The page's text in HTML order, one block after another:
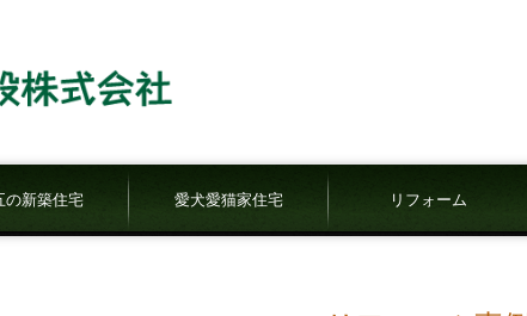
の新築住宅 愛犬愛猫家住宅 リフォーム